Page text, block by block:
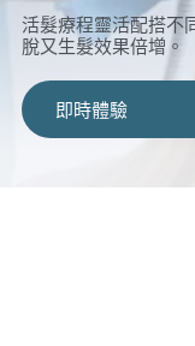
活髮療程靈活配搭不
脫又生髮效果倍增。
即時體驗